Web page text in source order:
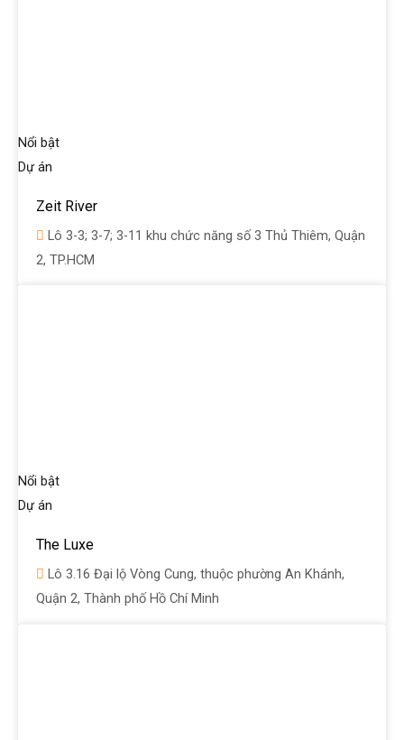
Nổi bật
Dự án
Zeit River
Lô 3-3; 3-7; 3-11 khu chức năng số 3 Thủ Thiêm, Quận
2, TP.HCM
Nổi bật
Dự án
The Luxe
Lô 3.16 Đại lộ Vòng Cung, thuộc phường An Khánh,
Quận 2, Thành phố Hồ Chí Minh